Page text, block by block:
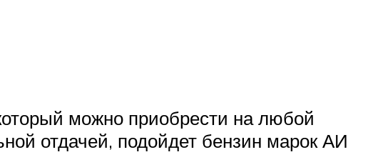
можно приобрести на любой
отдачей, подойдет бензин марок АИ